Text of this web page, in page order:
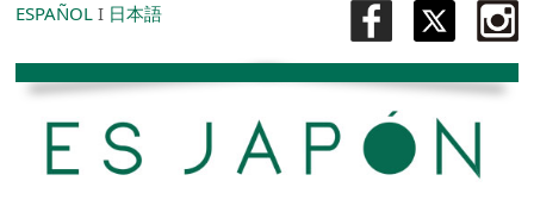
ESPAÑOL I 日本語